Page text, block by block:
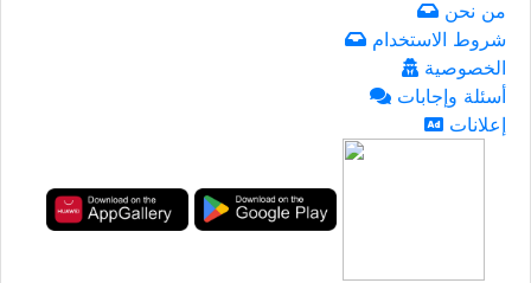
من نحن
شروط الاستخدام
الخصوصية
أسئلة وإجابات
إعلانات